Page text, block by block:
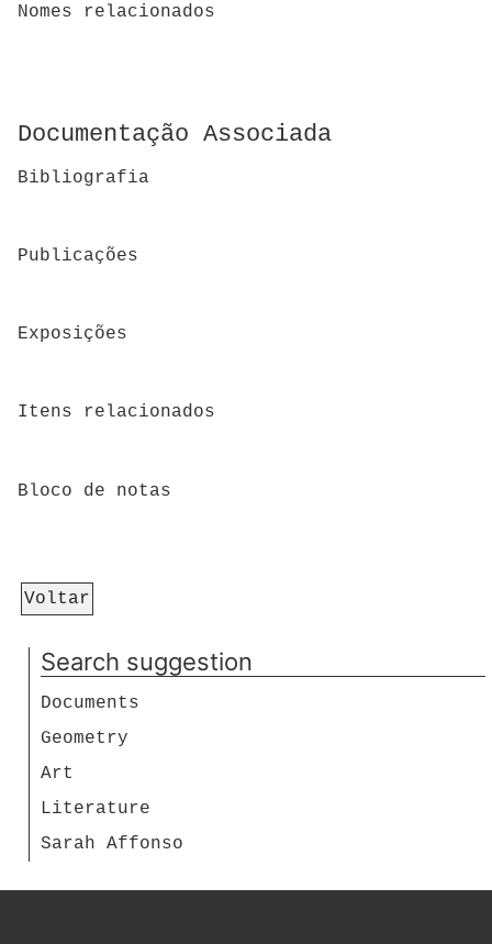
Nomes relacionados
Documentação Associada
Bibliografia
Publicações
Exposições
Itens relacionados
Bloco de notas
Voltar
Search suggestion
Documents
Geometry
Art
Literature
Sarah Affonso